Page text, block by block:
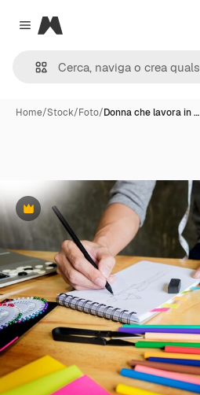
Close menu
Magnific
Home/Stock/Foto/Donna che lavora in …
Premium